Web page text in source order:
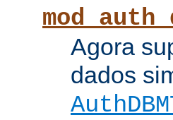
Agora
dados